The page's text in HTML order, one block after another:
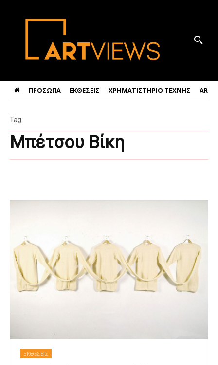
ΠΡΟΣΩΠΑ ΕΚΘΕΣΕΙΣ ΧΡΗΜΑΤΙΣΤΗΡΙΟ ΤΕΧΝΗΣ ART
Μπέτσου Βίκη
Tag
ΕΚΘΕΣΕΙΣ